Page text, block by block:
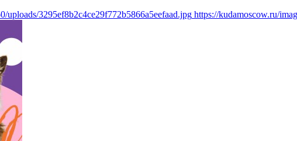
uploads/3295ef8b2c4ce29f772b5866a5eefaad.jpg https://kudamoscow.ru/